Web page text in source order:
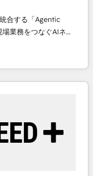
合する「Agentic
HubSpot Eliteの実装
は何
盤に、AIエージェン
（マーケティング・営
に再構築します。意
します。 1️⃣